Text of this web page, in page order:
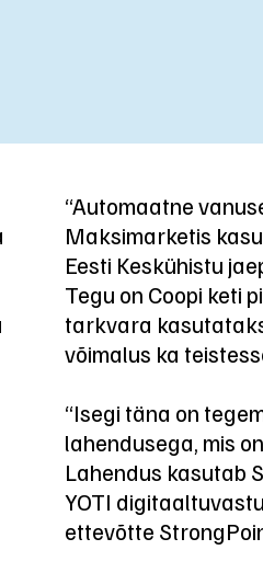
“Automaatne
Maksimarketis
Eesti Keskühistu
Tegu on Coopi keti
tarkvara
võimalus ka
“Isegi täna on
lahendusega, mis
Lahendus kasutab
YOTI
ettevõtte